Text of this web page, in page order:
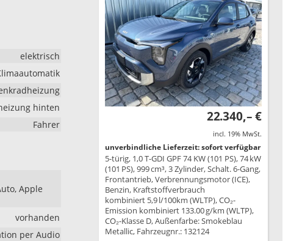
elektrisch
hinten
Fahrer
Apple
vorhanden
per Audio
22.340,– €
incl. 19% MwSt.
unverbindliche Lieferzeit: sofort verfügbar
5-türig, 1,0 T-GDI GPF 74 KW (101 PS), 74 kW
(101 PS), 999 cm³, 3 Zylinder, Schalt. 6-Gang,
Frontantrieb, Verbrennungsmotor (ICE),
Benzin, Kraftstoffverbrauch
kombiniert 5,9 l/100km (WLTP), CO₂-
Emission kombiniert 133.00 g/km (WLTP),
CO₂-Klasse D, Außenfarbe: Smokeblau
Metallic, Fahrzeugnr.: 132124